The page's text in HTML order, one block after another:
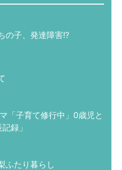
の子、発達障害!?
「子育て修行中」0歳児と
録」
ふたり暮らし